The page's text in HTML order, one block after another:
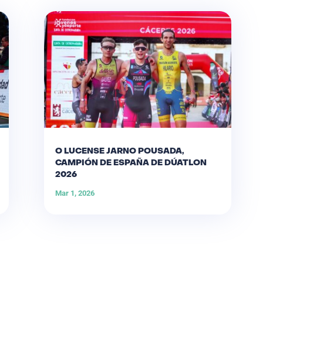
O LUCENSE JARNO POUSADA,
CAMPIÓN DE ESPAÑA DE DÚATLON
2026
Mar 1, 2026